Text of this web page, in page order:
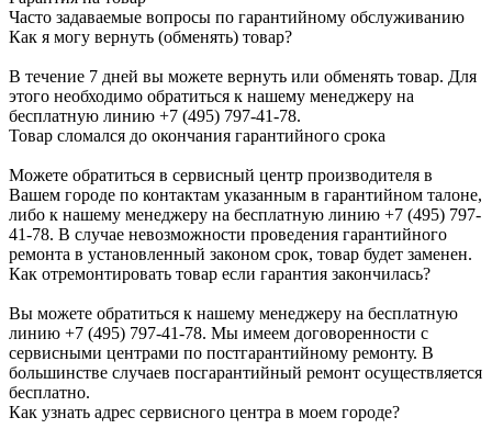
Часто задаваемые вопросы по гарантийному обслуживанию
Как я могу вернуть (обменять) товар?
В течение 7 дней вы можете вернуть или обменять товар. Для
этого необходимо обратиться к нашему менеджеру на
бесплатную линию +7 (495) 797-41-78.
Товар сломался до окончания гарантийного срока
Можете обратиться в сервисный центр производителя в
Вашем городе по контактам указанным в гарантийном талоне,
либо к нашему менеджеру на бесплатную линию +7 (495) 797-
41-78. В случае невозможности проведения гарантийного
ремонта в установленный законом срок, товар будет заменен.
Как отремонтировать товар если гарантия закончилась?
Вы можете обратиться к нашему менеджеру на бесплатную
линию +7 (495) 797-41-78. Мы имеем договоренности с
сервисными центрами по постгарантийному ремонту. В
большинстве случаев посгарантийный ремонт осуществляется
бесплатно.
Как узнать адрес сервисного центра в моем городе?